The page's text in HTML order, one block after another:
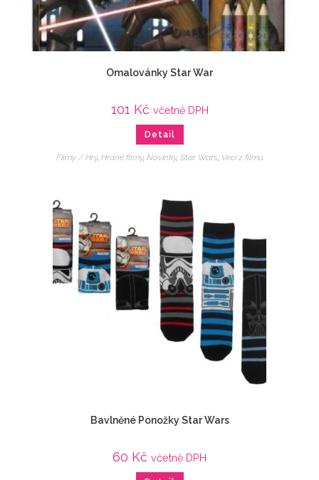
Omalovánky Star War
101 Kč včetně DPH
Detail
Filmy / Hry, Hrané filmy, Novinky, Star Wars, Veci z filmu
Bavlněné Ponožky Star Wars
60 Kč včetně DPH